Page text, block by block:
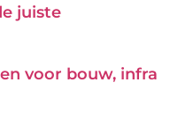
juiste
voor bouw, infra